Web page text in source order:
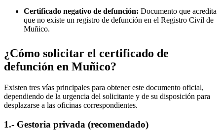
Certificado negativo de defunción: Documento que acredita
que no existe un registro de defunción en el Registro Civil de
Muñico.
¿Cómo solicitar el certificado de
defunción en Muñico?
Existen tres vías principales para obtener este documento oficial,
dependiendo de la urgencia del solicitante y de su disposición para
desplazarse a las oficinas correspondientes.
1.- Gestoria privada (recomendado)